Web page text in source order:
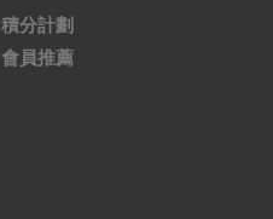
積分計劃
會員推薦